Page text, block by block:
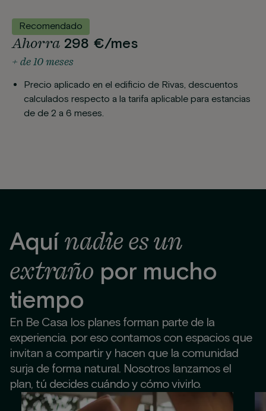
Recomendado
Ahorra 298 €/mes
+ de 10 meses
Precio aplicado en el edificio de Rivas, descuentos
calculados respecto a la tarifa aplicable para estancias
de de 2 a 6 meses.
Aquínadie es un
extraño por mucho
tiempo
En Be Casa los planes forman parte de la
experiencia. por eso contamos con espacios que
invitan a compartir y hacen que la comunidad
surja de forma natural. Nosotros lanzamos el
plan, tú decides cuándo y cómo vivirlo.